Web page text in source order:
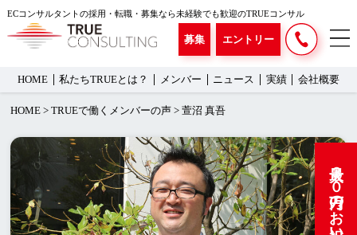
ECコンサルタントの採用・転職・募集なら未経験でも歓迎のTRUEコンサル
募集 エントリー
HOME 私たちTRUEとは？ メンバー ニュース 実績 会社概要
HOME >TRUEで働くメンバーの声 >萱沼 真吾
最大３０万円のお祝い金